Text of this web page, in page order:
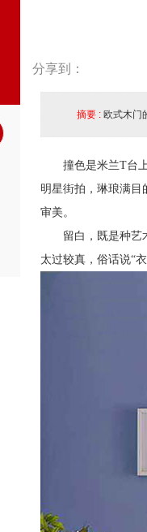
分享到：
摘要 : 欧式木门
撞色是米兰T台
明星街拍，琳琅满目
审美。
留白，既是种艺
太过较真，俗话说“